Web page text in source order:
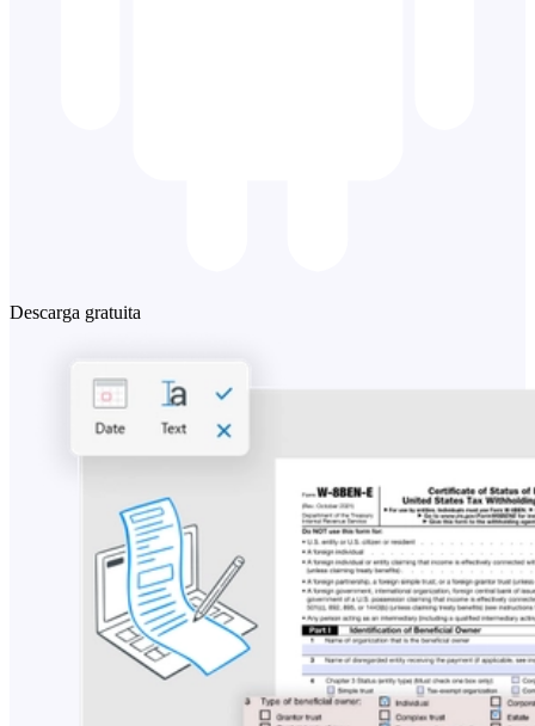
Descarga gratuita